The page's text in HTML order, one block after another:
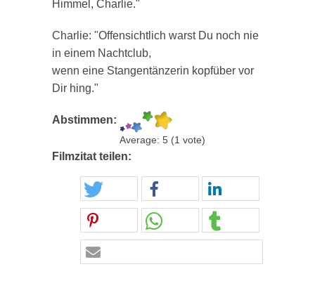
Himmel, Charlie."
Charlie: "Offensichtlich warst Du noch nie
in einem Nachtclub,
wenn eine Stangentänzerin kopfüber vor
Dir hing."
Abstimmen:
Average: 5 (1 vote)
Filmzitat teilen: